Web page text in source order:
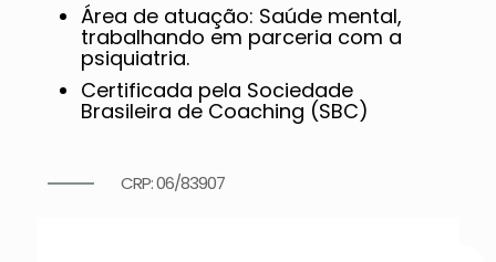
Área de atuação: Saúde mental,
trabalhando em parceria com a
psiquiatria.
Certificada pela Sociedade
Brasileira de Coaching (SBC)
CRP: 06/83907